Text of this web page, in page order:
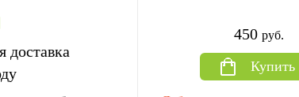
доставка
450 руб.
Купить